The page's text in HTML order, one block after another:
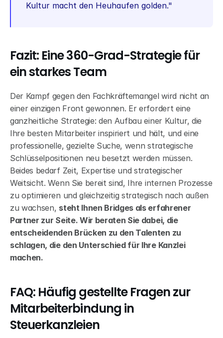
Kultur macht den Heuhaufen golden."
Fazit: Eine 360-Grad-Strategie für
ein starkes Team
Der Kampf gegen den Fachkräftemangel wird nicht an
einer einzigen Front gewonnen. Er erfordert eine
ganzheitliche Strategie: den Aufbau einer Kultur, die
Ihre besten Mitarbeiter inspiriert und hält, und eine
professionelle, gezielte Suche, wenn strategische
Schlüsselpositionen neu besetzt werden müssen.
Beides bedarf Zeit, Expertise und strategischer
Weitsicht. Wenn Sie bereit sind, Ihre internen Prozesse
zu optimieren und gleichzeitig strategisch nach außen
zu wachsen, steht Ihnen Bridges als erfahrener
Partner zur Seite. Wir beraten Sie dabei, die
entscheidenden Brücken zu den Talenten zu
schlagen, die den Unterschied für Ihre Kanzlei
machen.
FAQ: Häufig gestellte Fragen zur
Mitarbeiterbindung in
Steuerkanzleien